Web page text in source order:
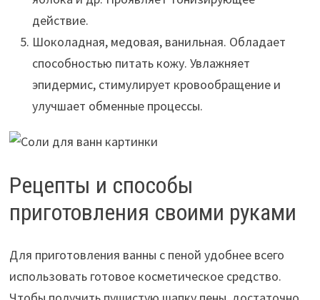
действие.
Шоколадная, медовая, ванильная. Обладает
способностью питать кожу. Увлажняет
эпидермис, стимулирует кровообращение и
улучшает обменные процессы.
Рецепты и способы
приготовления своими руками
Для приготовления ванны с пеной удобнее всего
использовать готовое косметическое средство.